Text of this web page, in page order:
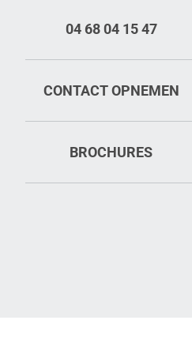
04 68 04 15 47
CONTACT OPNEMEN
BROCHURES